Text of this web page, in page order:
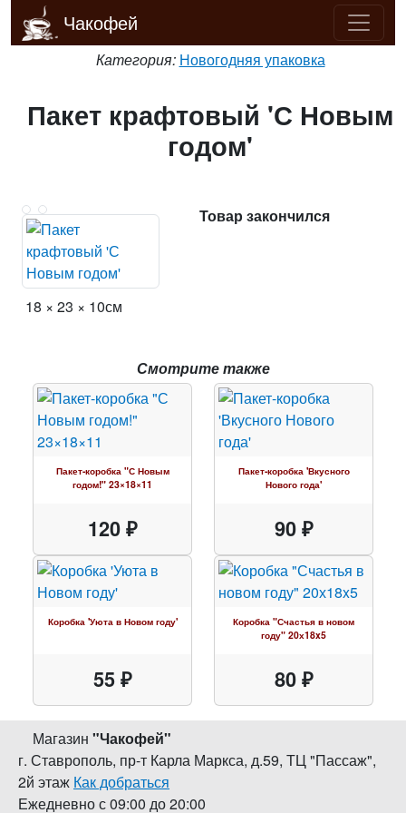
Чакофей
Категория: Новогодняя упаковка
Пакет крафтовый 'С Новым
годом'
Товар закончился
18 × 23 × 10см
Смотрите также
Пакет-коробка "С Новым
годом!" 23×18×11
120 ₽
Пакет-коробка 'Вкусного
Нового года'
90 ₽
Коробка 'Уюта в Новом году'
55 ₽
Коробка "Счастья в новом
году" 20х18x5
80 ₽
Магазин "Чакофей"
г. Ставрополь, пр-т Карла Маркса, д.59, ТЦ "Пассаж",
2й этаж Как добраться
Ежедневно с 09:00 до 20:00